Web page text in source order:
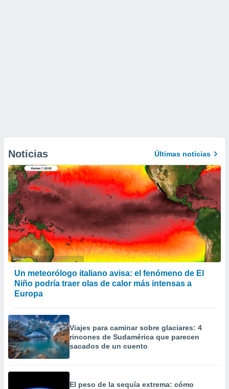
Noticias Últimas noticias
Un meteorólogo italiano avisa: el fenómeno de El
Niño podría traer olas de calor más intensas a
Europa
Viajes para caminar sobre glaciares: 4
rincones de Sudamérica que parecen
sacados de un cuento
El peso de la sequía extrema: cómo